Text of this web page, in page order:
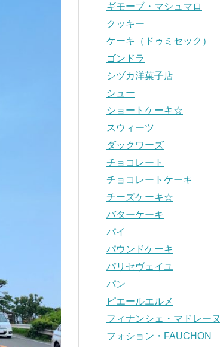
ギモーブ・マシュマロ
クッキー
ケーキ（ドゥミセック）
ゴンドラ
シヅカ洋菓子店
シュー
ショートケーキ☆
スウィーツ
ダックワーズ
チョコレート
チョコレートケーキ
チーズケーキ☆
バターケーキ
パイ
パウンドケーキ
パリセヴェイユ
パン
ピエールエルメ
フィナンシェ・マドレーヌ
フォション・FAUCHON